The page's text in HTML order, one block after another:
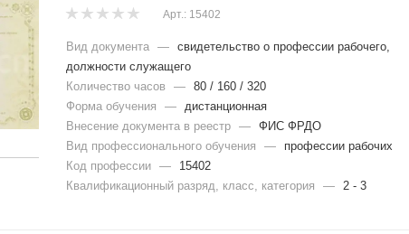
Арт.: 15402
Вид документа — свидетельство о профессии рабочего,
должности служащего
Количество часов
— 80 / 160 / 320
Форма обучения
— дистанционная
Внесение документа в реестр — ФИС ФРДО
Вид профессионального обучения
—
профессии рабочих
Код профессии —
15402
Квалификационный разряд, класс, категория
— 2 - 3